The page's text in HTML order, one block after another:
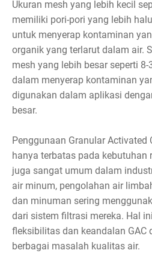
Ukuran mesh yang lebih kecil
memiliki pori-pori yang lebih
untuk menyerap kontaminan
organik yang terlarut dalam air.
mesh yang lebih besar seperti
dalam menyerap kontaminan
digunakan dalam aplikasi
besar.
Penggunaan Granular Activated
hanya terbatas pada kebutuhan
juga sangat umum dalam
air minum, pengolahan air
dan minuman sering
dari sistem filtrasi mereka. Hal
fleksibilitas dan keandalan GAC
berbagai masalah kualitas air.